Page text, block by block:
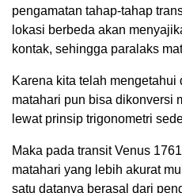
pengamatan tahap-tahap
lokasi berbeda akan
kontak, sehingga paralaks
Karena kita telah
matahari pun bisa dikonversi
lewat prinsip trigonometri
Maka pada transit Venus
matahari yang lebih akurat
satu datanya berasal dari